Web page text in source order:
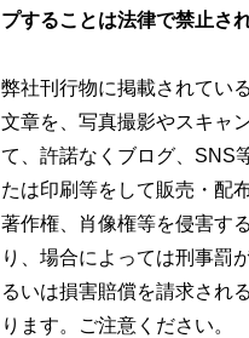
プすることは法律で禁止さ
弊社刊行物に掲載されてい
文章を、写真撮影やスキャ
て、許諾なくブログ、SNS
たは印刷等をして販売・配
著作権、肖像権等を侵害す
り、場合によっては刑事罰
るいは損害賠償を請求され
ります。ご注意ください。